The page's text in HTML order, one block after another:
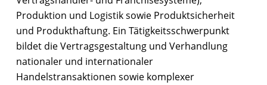
Produktion und Logistik sowie Produktsicherheit
und Produkthaftung. Ein Tätigkeitsschwerpunkt
bildet die Vertragsgestaltung und Verhandlung
nationaler und internationaler
Handelstransaktionen sowie komplexer